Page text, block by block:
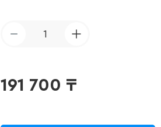
1
191 700 ₸